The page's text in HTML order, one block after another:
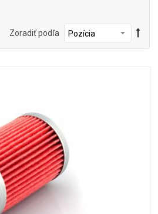
Zoradiť podľa